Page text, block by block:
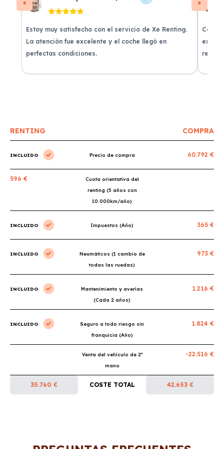
Estoy muy satisfecho con el servicio de Xe Renting.
La atención fue excelente y el coche llegó en
perfectas condiciones.
RENTING COMPRA
INCLUIDO Precio de compra 60.792 €
596 €
Cuota orientativa del
renting (5 años con
10.000km/año)
INCLUIDO Impuestos (Año) 365 €
INCLUIDO
Neumáticos (1 cambio de
todas las ruedas)
973 €
INCLUIDO
Mantenimiento y averías
(Cada 2 años)
1.216 €
INCLUIDO
Seguro a todo riesgo sin
franquicia (Año)
1.824 €
Venta del vehículo de 2ª
mano
-22.516 €
35.760 € COSTE TOTAL 42.653 €